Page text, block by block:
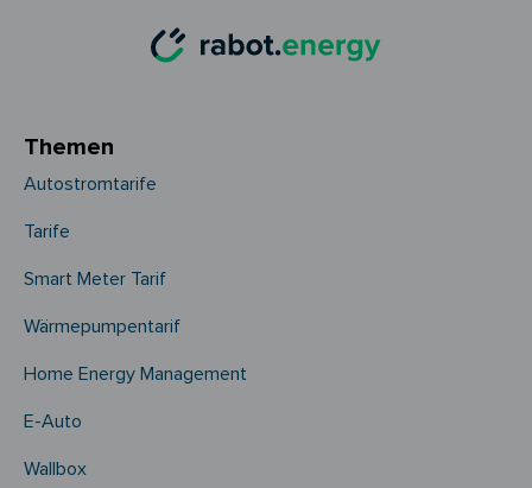
Themen
Autostromtarife
Tarife
Smart Meter Tarif
Wärmepumpentarif
Home Energy Management
E-Auto
Wallbox